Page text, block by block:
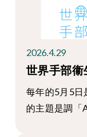
2026.4.29
世界手部
每年的5月5日
的主題是調「